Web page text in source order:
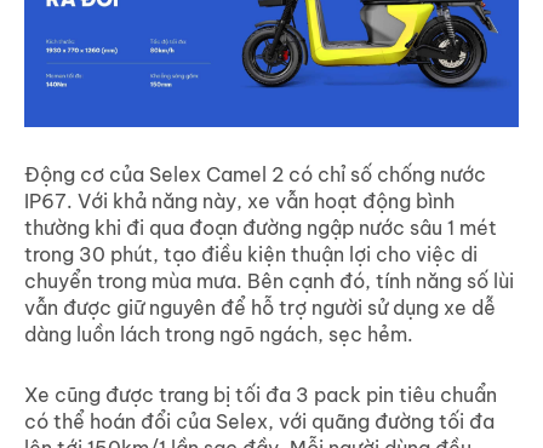
Động cơ của Selex Camel 2 có chỉ số chống nước
IP67. Với khả năng này, xe vẫn hoạt động bình
thường khi đi qua đoạn đường ngập nước sâu 1 mét
trong 30 phút, tạo điều kiện thuận lợi cho việc di
chuyển trong mùa mưa. Bên cạnh đó, tính năng số lùi
vẫn được giữ nguyên để hỗ trợ người sử dụng xe dễ
dàng luồn lách trong ngõ ngách, sẹc hẻm.
Xe cũng được trang bị tối đa 3 pack pin tiêu chuẩn
có thể hoán đổi của Selex, với quãng đường tối đa